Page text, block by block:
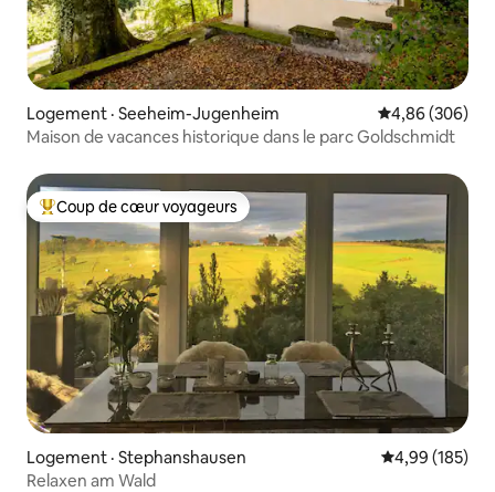
Logement · Seeheim-Jugenheim Note
4,86 (306)
Maison de vacances historique dans le parc Goldschmidt
Coup de cœur voyageurs parmi les plus aimés
Coup de cœur voyageurs
Logement · Stephanshausen Note
4,99 (185)
Relaxen am Wald